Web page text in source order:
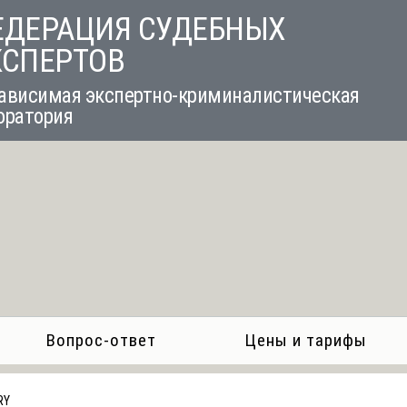
СУДЕБНЫХ
экспертно-криминалистическая
Вопрос-ответ Цены и тарифы